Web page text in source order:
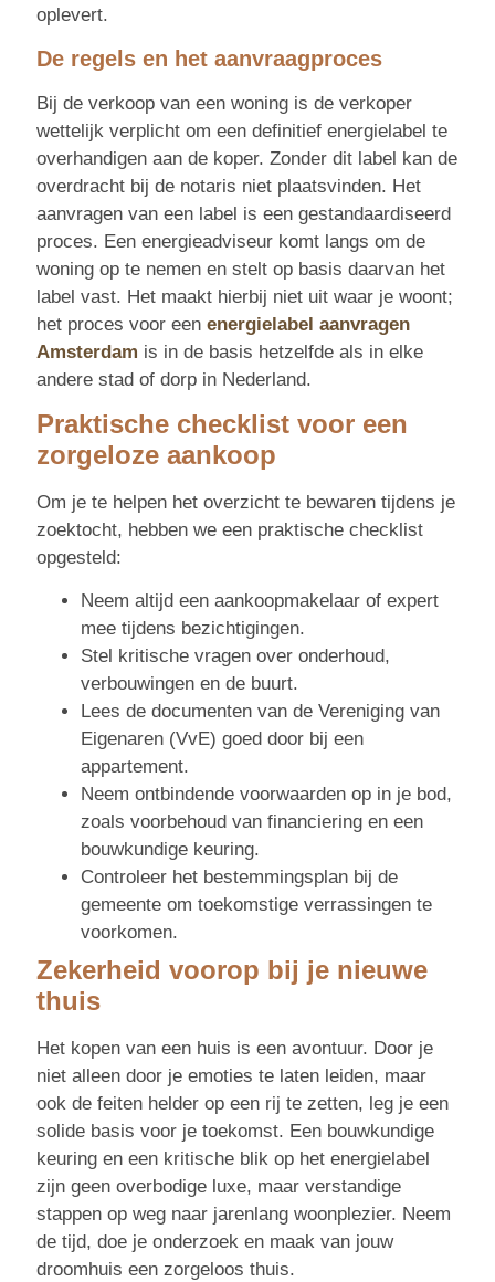
oplevert.
De regels en het aanvraagproces
Bij de verkoop van een woning is de verkoper
wettelijk verplicht om een definitief energielabel te
overhandigen aan de koper. Zonder dit label kan de
overdracht bij de notaris niet plaatsvinden. Het
aanvragen van een label is een gestandaardiseerd
proces. Een energieadviseur komt langs om de
woning op te nemen en stelt op basis daarvan het
label vast. Het maakt hierbij niet uit waar je woont;
het proces voor een energielabel aanvragen
Amsterdam is in de basis hetzelfde als in elke
andere stad of dorp in Nederland.
Praktische checklist voor een
zorgeloze aankoop
Om je te helpen het overzicht te bewaren tijdens je
zoektocht, hebben we een praktische checklist
opgesteld:
Neem altijd een aankoopmakelaar of expert
mee tijdens bezichtigingen.
Stel kritische vragen over onderhoud,
verbouwingen en de buurt.
Lees de documenten van de Vereniging van
Eigenaren (VvE) goed door bij een
appartement.
Neem ontbindende voorwaarden op in je bod,
zoals voorbehoud van financiering en een
bouwkundige keuring.
Controleer het bestemmingsplan bij de
gemeente om toekomstige verrassingen te
voorkomen.
Zekerheid voorop bij je nieuwe
thuis
Het kopen van een huis is een avontuur. Door je
niet alleen door je emoties te laten leiden, maar
ook de feiten helder op een rij te zetten, leg je een
solide basis voor je toekomst. Een bouwkundige
keuring en een kritische blik op het energielabel
zijn geen overbodige luxe, maar verstandige
stappen op weg naar jarenlang woonplezier. Neem
de tijd, doe je onderzoek en maak van jouw
droomhuis een zorgeloos thuis.